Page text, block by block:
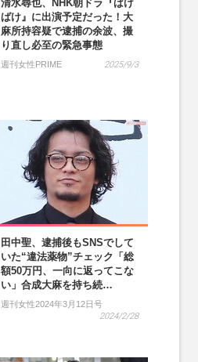
清水尋也、NHK朝ドラ『ばけ
ばけ』に出演予定だった！大
麻所持容疑で逮捕の余波、撮
り直し必至の緊急事態
週刊女性PRIME 2025/9/3
田中聖、逮捕後もSNSでして
いた“違法薬物”チェック「総
額50万円、一向に返ってこな
い」合成大麻を持ち続…
週刊女性2024年3月12日号
2024/2/28